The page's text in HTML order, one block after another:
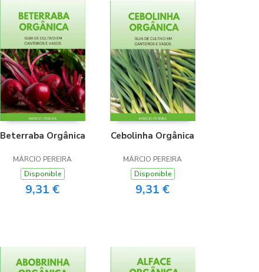
Beterraba Orgânica
MÁRCIO PEREIRA
Disponible
9,31 €
Cebolinha Orgânica
MÁRCIO PEREIRA
Disponible
9,31 €